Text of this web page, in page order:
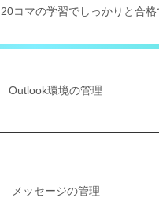
20コマの学習でしっかりと合格
Outlook環境の管理
メッセージの管理